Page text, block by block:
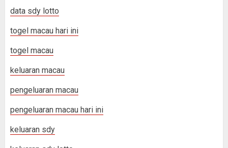
data sdy lotto
togel macau hari ini
togel macau
keluaran macau
pengeluaran macau
pengeluaran macau hari ini
keluaran sdy